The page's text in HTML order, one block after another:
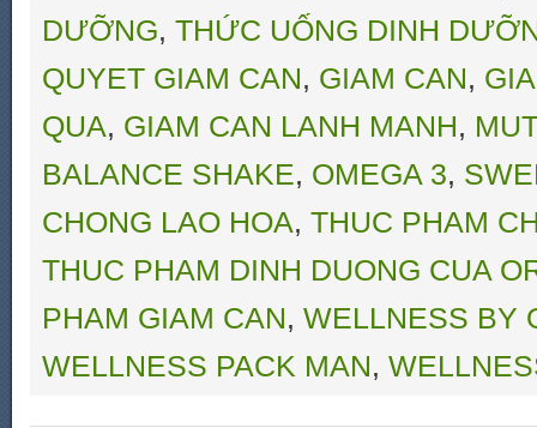
DƯỠNG, THỨC UỐNG DINH
QUYET GIAM CAN, GIAM CAN,
QUA, GIAM CAN LANH MANH,
BALANCE SHAKE, OMEGA 3,
CHONG LAO HOA, THUC PHAM
THUC PHAM DINH DUONG CUA
PHAM GIAM CAN, WELLNESS BY
WELLNESS PACK MAN,